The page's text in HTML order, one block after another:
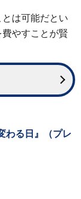
は可能だとい
やすことが賢
わる日』（プレ